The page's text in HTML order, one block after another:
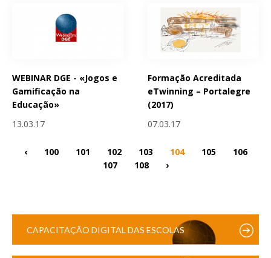
WEBINAR DGE - «Jogos e
Gamificação na
Educação»
13.03.17
Formação Acreditada
eTwinning – Portalegre
(2017)
07.03.17
‹ 100 101 102 103 104 105
106
107
108 ›
CAPACITAÇÃO DIGITAL DAS ESCOLAS